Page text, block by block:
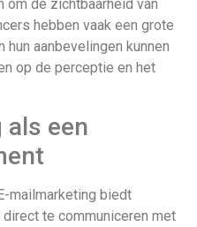
de zichtbaarheid van
hebben vaak een grote
aanbevelingen kunnen
op de perceptie en het
als een
mailmarketing biedt
te communiceren met